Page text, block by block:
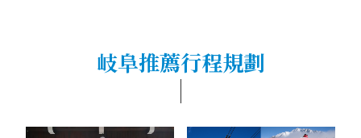
岐阜推薦行程規劃